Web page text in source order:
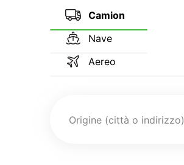
Camion
Nave
Aereo
Origine (città o indirizzo)